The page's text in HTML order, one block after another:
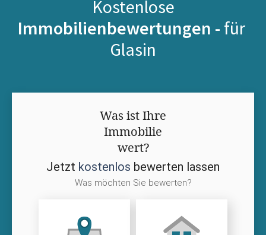
Kostenlose
Immobilienbewertungen - für
Glasin
Was ist Ihre
Immobilie
wert?
Jetzt kostenlos bewerten lassen
Was möchten Sie bewerten?